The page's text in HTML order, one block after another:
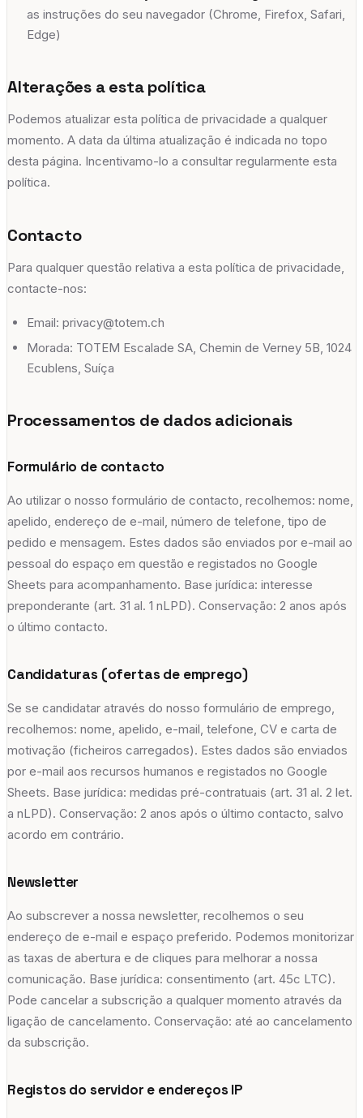
as instruções do seu navegador (Chrome, Firefox, Safari,
Edge)
Alterações a esta política
Podemos atualizar esta política de privacidade a qualquer
momento. A data da última atualização é indicada no topo
desta página. Incentivamo-lo a consultar regularmente esta
política.
Contacto
Para qualquer questão relativa a esta política de privacidade,
contacte-nos:
Email: privacy@totem.ch
Morada: TOTEM Escalade SA, Chemin de Verney 5B, 1024
Ecublens, Suíça
Processamentos de dados adicionais
Formulário de contacto
Ao utilizar o nosso formulário de contacto, recolhemos: nome,
apelido, endereço de e-mail, número de telefone, tipo de
pedido e mensagem. Estes dados são enviados por e-mail ao
pessoal do espaço em questão e registados no Google
Sheets para acompanhamento. Base jurídica: interesse
preponderante (art. 31 al. 1 nLPD). Conservação: 2 anos após
o último contacto.
Candidaturas (ofertas de emprego)
Se se candidatar através do nosso formulário de emprego,
recolhemos: nome, apelido, e-mail, telefone, CV e carta de
motivação (ficheiros carregados). Estes dados são enviados
por e-mail aos recursos humanos e registados no Google
Sheets. Base jurídica: medidas pré-contratuais (art. 31 al. 2 let.
a nLPD). Conservação: 2 anos após o último contacto, salvo
acordo em contrário.
Newsletter
Ao subscrever a nossa newsletter, recolhemos o seu
endereço de e-mail e espaço preferido. Podemos monitorizar
as taxas de abertura e de cliques para melhorar a nossa
comunicação. Base jurídica: consentimento (art. 45c LTC).
Pode cancelar a subscrição a qualquer momento através da
ligação de cancelamento. Conservação: até ao cancelamento
da subscrição.
Registos do servidor e endereços IP